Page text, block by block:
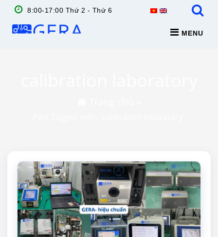
8:00-17:00 Thứ 2 - Thứ 6
MENU